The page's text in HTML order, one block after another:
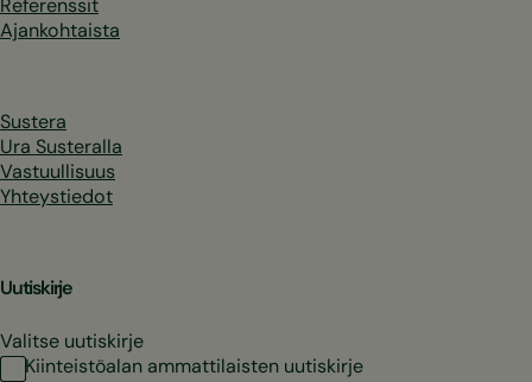
Referenssit
Ajankohtaista
Sustera
Ura Susteralla
Vastuullisuus
Yhteystiedot
Uutiskirje
Valitse uutiskirje
Kiinteistöalan ammattilaisten uutiskirje